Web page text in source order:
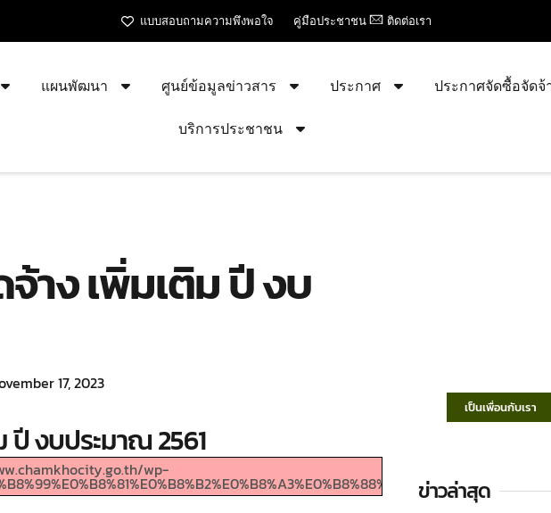
แบบสอบถามความพึงพอใจ คู่มือประชาชน ติดต่อเรา
แผนพัฒนา ศูนย์ข้อมูลข่าวสาร ประกาศ
ประกาศจัดซื้อจัดจ้
บริการประชาชน
ง เพิ่มเติม ปี งบ
17, 2023
งบประมาณ 2561
wp-
เป็นเพื่อนกับเรา
ข่าวล่าสุด